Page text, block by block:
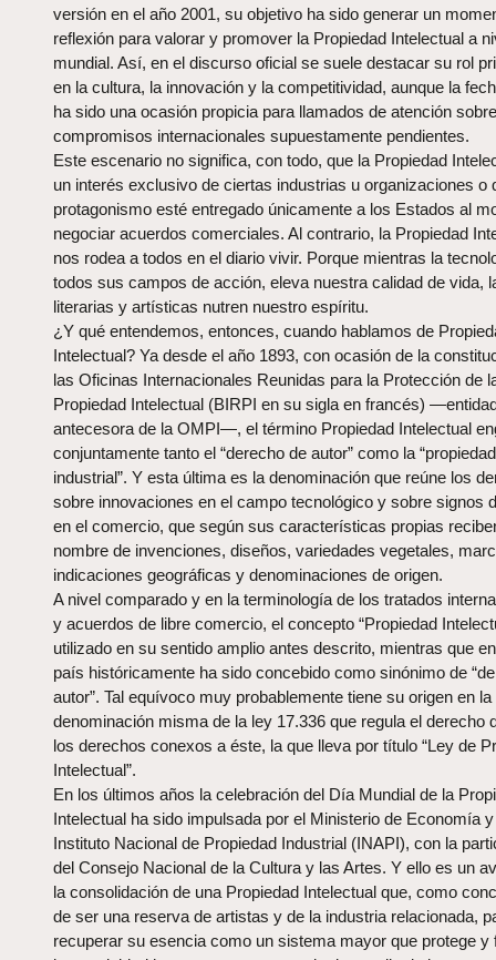
versión en el año 2001, su objetivo ha sido generar un
reflexión para valorar y promover la Propiedad Intelectual a
mundial. Así, en el discurso oficial se suele destacar su rol
en la cultura, la innovación y la competitividad, aunque la
ha sido una ocasión propicia para llamados de atención sobre
compromisos internacionales supuestamente pendientes.
Este escenario no significa, con todo, que la Propiedad
un interés exclusivo de ciertas industrias u organizaciones o
protagonismo esté entregado únicamente a los Estados al
negociar acuerdos comerciales. Al contrario, la Propiedad
nos rodea a todos en el diario vivir. Porque mientras la
todos sus campos de acción, eleva nuestra calidad de vida,
literarias y artísticas nutren nuestro espíritu.
¿Y qué entendemos, entonces, cuando hablamos de
Intelectual? Ya desde el año 1893, con ocasión de la
las Oficinas Internacionales Reunidas para la Protección de
Propiedad Intelectual (BIRPI en su sigla en francés)
antecesora de la OMPI—, el término Propiedad Intelectual
conjuntamente tanto el “derecho de autor” como la “propiedad
industrial”. Y esta última es la denominación que reúne los
sobre innovaciones en el campo tecnológico y sobre signos
en el comercio, que según sus características propias
nombre de invenciones, diseños, variedades vegetales,
indicaciones geográficas y denominaciones de origen.
A nivel comparado y en la terminología de los tratados
y acuerdos de libre comercio, el concepto “Propiedad
utilizado en su sentido amplio antes descrito, mientras que
país históricamente ha sido concebido como sinónimo de
autor”. Tal equívoco muy probablemente tiene su origen en la
denominación misma de la ley 17.336 que regula el derecho
los derechos conexos a éste, la que lleva por título “Ley de
Intelectual”.
En los últimos años la celebración del Día Mundial de la
Intelectual ha sido impulsada por el Ministerio de Economía
Instituto Nacional de Propiedad Industrial (INAPI), con la
del Consejo Nacional de la Cultura y las Artes. Y ello es un
la consolidación de una Propiedad Intelectual que, como
de ser una reserva de artistas y de la industria relacionada,
recuperar su esencia como un sistema mayor que protege y